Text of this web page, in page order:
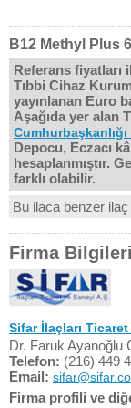
B12 Methyl Plus
Referans fiyatları
Tıbbi Cihaz
yayınlanan Euro
Aşağıda yer alan
Cumhurbaşkanlığı
Depocu, Eczacı
hesaplanmıştır.
farklı olabilir.
Bu ilaca benzer ilaç
Firma Bilgileri
Sifar İlaçları
Dr. Faruk Ayanoğlu
Telefon: (216) 449
Email:
Firma profili ve